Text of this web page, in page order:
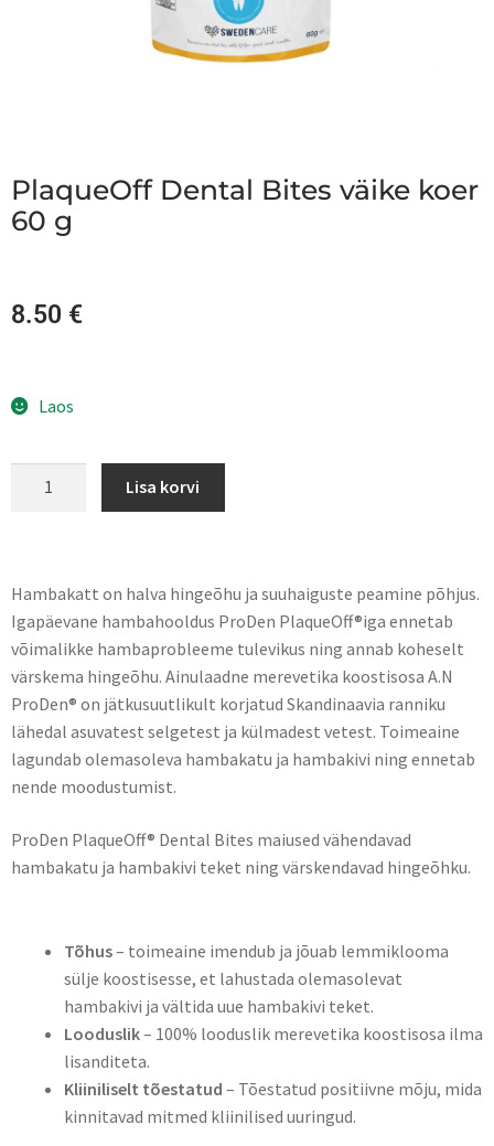
PlaqueOff Dental Bites väike koer
60 g
8.50 €
Laos
Lisa korvi
Hambakatt on halva hingeõhu ja suuhaiguste peamine põhjus.
Igapäevane hambahooldus ProDen PlaqueOff®iga ennetab
võimalikke hambaprobleeme tulevikus ning annab koheselt
värskema hingeõhu. Ainulaadne merevetika koostisosa A.N
ProDen® on jätkusuutlikult korjatud Skandinaavia ranniku
lähedal asuvatest selgetest ja külmadest vetest. Toimeaine
lagundab olemasoleva hambakatu ja hambakivi ning ennetab
nende moodustumist.
ProDen PlaqueOff® Dental Bites maiused vähendavad
hambakatu ja hambakivi teket ning värskendavad hingeõhku.
Tõhus– toimeaine imendub ja jõuab lemmiklooma
sülje koostisesse, et lahustada olemasolevat
hambakivi ja vältida uue hambakivi teket.
Looduslik– 100% looduslik merevetika koostisosa ilma
lisanditeta.
Kliiniliselt tõestatud – Tõestatud positiivne mõju, mida
kinnitavad mitmed kliinilised uuringud.